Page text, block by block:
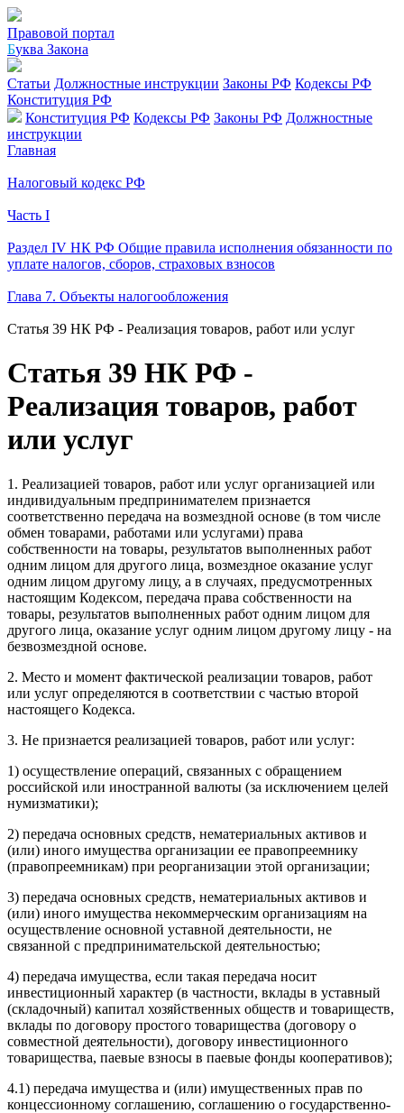
Правовой портал
Буква Закона
Статьи Должностные инструкции Законы РФ Кодексы РФ
Конституция РФ
Конституция РФ Кодексы РФ Законы РФ Должностные
инструкции
Главная
Налоговый кодекс РФ
Часть I
Раздел IV НК РФ Общие правила исполнения обязанности по
уплате налогов, сборов, страховых взносов
Глава 7. Объекты налогообложения
Статья 39 НК РФ - Реализация товаров, работ или услуг
Статья 39 НК РФ -
Реализация товаров, работ
или услуг
1. Реализацией товаров, работ или услуг организацией или
индивидуальным предпринимателем признается
соответственно передача на возмездной основе (в том числе
обмен товарами, работами или услугами) права
собственности на товары, результатов выполненных работ
одним лицом для другого лица, возмездное оказание услуг
одним лицом другому лицу, а в случаях, предусмотренных
настоящим Кодексом, передача права собственности на
товары, результатов выполненных работ одним лицом для
другого лица, оказание услуг одним лицом другому лицу - на
безвозмездной основе.
2. Место и момент фактической реализации товаров, работ
или услуг определяются в соответствии с частью второй
настоящего Кодекса.
3. Не признается реализацией товаров, работ или услуг:
1) осуществление операций, связанных с обращением
российской или иностранной валюты (за исключением целей
нумизматики);
2) передача основных средств, нематериальных активов и
(или) иного имущества организации ее правопреемнику
(правопреемникам) при реорганизации этой организации;
3) передача основных средств, нематериальных активов и
(или) иного имущества некоммерческим организациям на
осуществление основной уставной деятельности, не
связанной с предпринимательской деятельностью;
4) передача имущества, если такая передача носит
инвестиционный характер (в частности, вклады в уставный
(складочный) капитал хозяйственных обществ и товариществ,
вклады по договору простого товарищества (договору о
совместной деятельности), договору инвестиционного
товарищества, паевые взносы в паевые фонды кооперативов);
4.1) передача имущества и (или) имущественных прав по
концессионному соглашению, соглашению о государственно-